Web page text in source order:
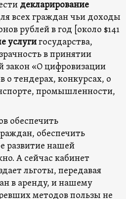
декларирование
всех граждан чьи доходы
рублей в год [около $141
услугигосударства,
в принятии
закон «О цифровизации
о тендерах, конкурсах, о
промышленности,
обеспечить
обеспечить
развитие нашей
А сейчас кабинет
льготы, передавая
в аренду, и нашему
методов пользы не